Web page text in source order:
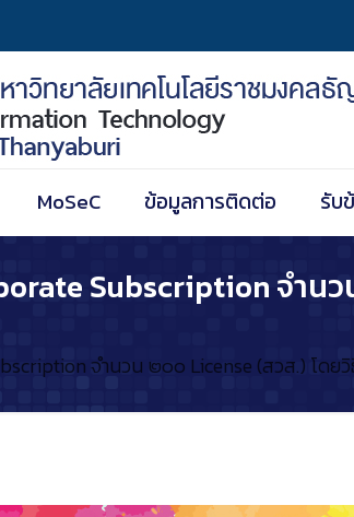
MoSeC ข้อมูลการติดต่อ รับ
Subscription จำน
จำนวน ๒๐๐ License (สวส.) โดยวิ